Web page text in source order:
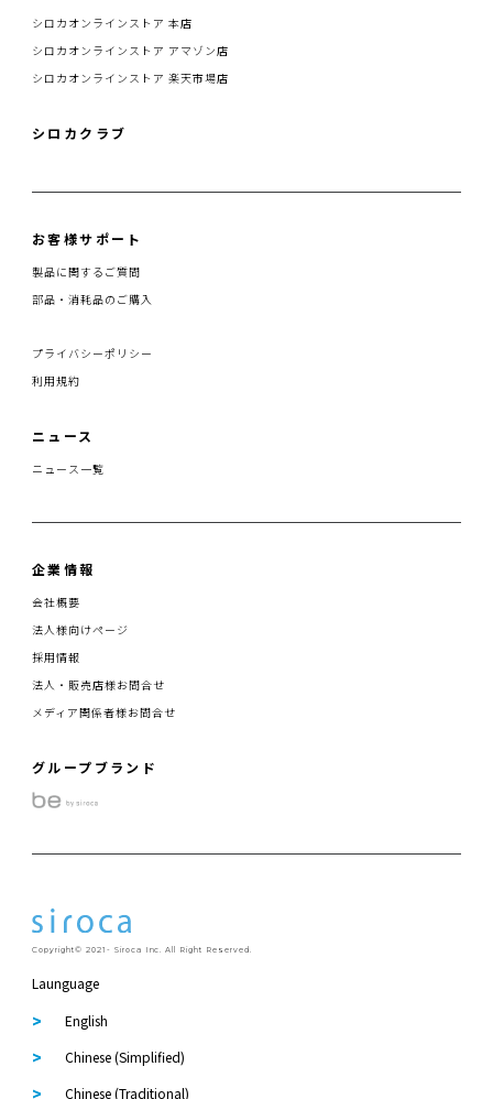
シロカオンラインストア 本店
シロカオンラインストア アマゾン店
シロカオンラインストア 楽天市場店
シロカクラブ
お客様サポート
製品に関するご質問
部品・消耗品のご購入
プライバシーポリシー
利用規約
ニュース
ニュース一覧
企業情報
会社概要
法人様向けページ
採用情報
法人・販売店様お問合せ
メディア関係者様お問合せ
グループブランド
Copyright© 2021- Siroca Inc. All Right Reserved.
Launguage
English
Chinese (Simplified)
Chinese (Traditional)